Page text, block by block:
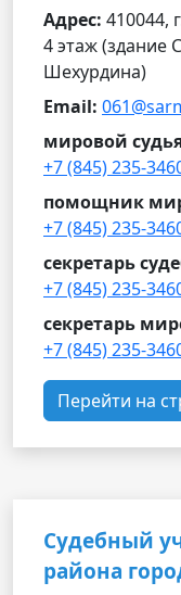
Адрес: 410044,
4 этаж
Шехурдина)
Email:
мировой
+7 (845) 235-
помощник
+7 (845) 235-
секретарь
+7 (845) 235-
секретарь
+7 (845) 235-
Перейти на
Судебный
района